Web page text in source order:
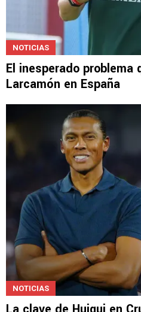
El inesperado problema
Larcamón en España